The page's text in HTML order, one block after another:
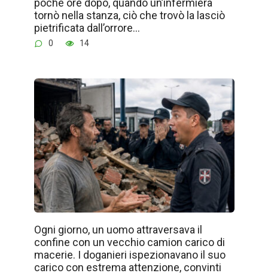
poche ore dopo, quando un’infermiera
tornò nella stanza, ciò che trovò la lasciò
pietrificata dall’orrore…
0 14
Ogni giorno, un uomo attraversava il
confine con un vecchio camion carico di
macerie. I doganieri ispezionavano il suo
carico con estrema attenzione, convinti